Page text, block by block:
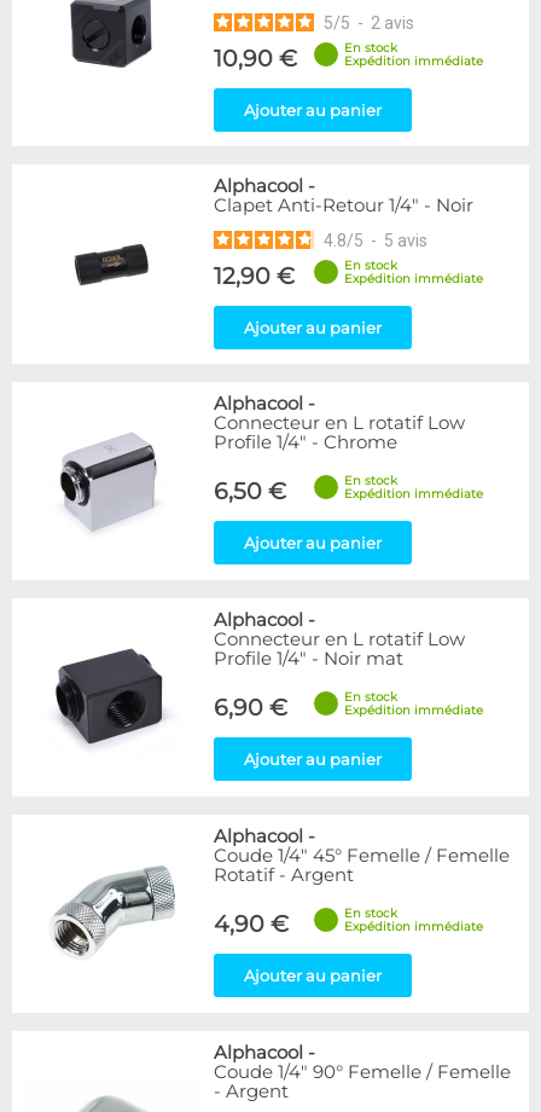
5/5 - 2 avis
10,90 €
En stock
Expédition immédiate
Ajouter au panier
Alphacool -
Clapet Anti-Retour 1/4" - Noir
4.8/5 - 5 avis
12,90 €
En stock
Expédition immédiate
Ajouter au panier
Alphacool -
Connecteur en L rotatif Low
Profile 1/4" - Chrome
6,50 €
En stock
Expédition immédiate
Ajouter au panier
Alphacool -
Connecteur en L rotatif Low
Profile 1/4" - Noir mat
6,90 €
En stock
Expédition immédiate
Ajouter au panier
Alphacool -
Coude 1/4" 45° Femelle / Femelle
Rotatif - Argent
4,90 €
En stock
Expédition immédiate
Ajouter au panier
Alphacool -
Coude 1/4" 90° Femelle / Femelle
- Argent